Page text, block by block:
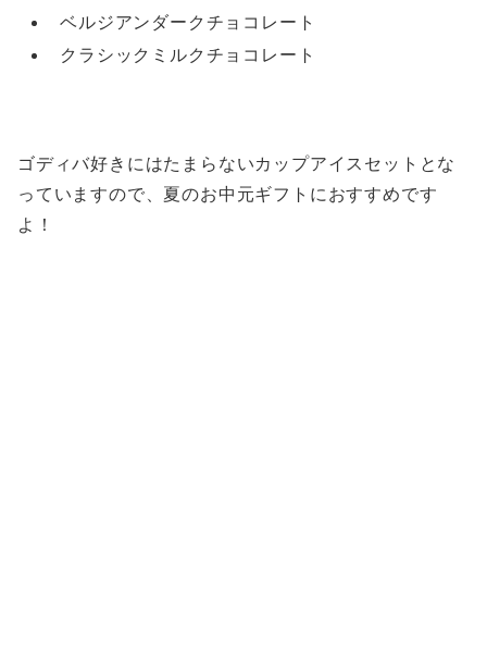
ベルジアンダークチョコレート
クラシックミルクチョコレート
ゴディバ好きにはたまらないカップアイスセットとな
っていますので、夏のお中元ギフトにおすすめです
よ！